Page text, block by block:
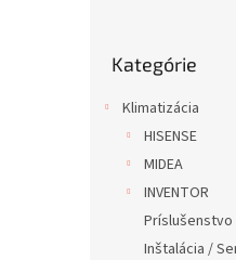
kategórie
Kategórie
Klimatizácia
HISENSE
MIDEA
INVENTOR
Inštalácia /